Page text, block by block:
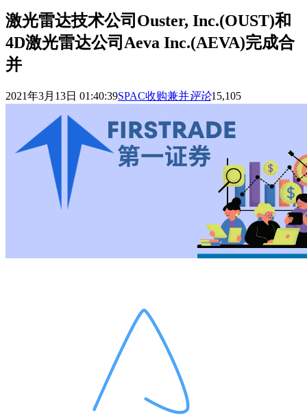
激光雷达技术公司Ouster, Inc.(OUST)和
4D激光雷达公司Aeva Inc.(AEVA)完成合
并
2021年3月13日 01:40:39SPAC收购兼并评论15,105